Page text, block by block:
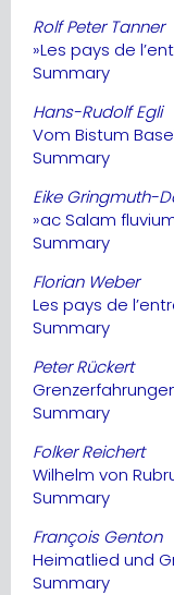
Rolf Peter Tanner
»Les pays de
Summary
Hans-Rudolf Egli
Vom Bistum
Summary
Eike Gringmuth-
»ac Salam
Summary
Florian Weber
Les pays de
Summary
Peter Rückert
Summary
Folker Reichert
Wilhelm von
Summary
François Genton
Heimatlied und
Summary